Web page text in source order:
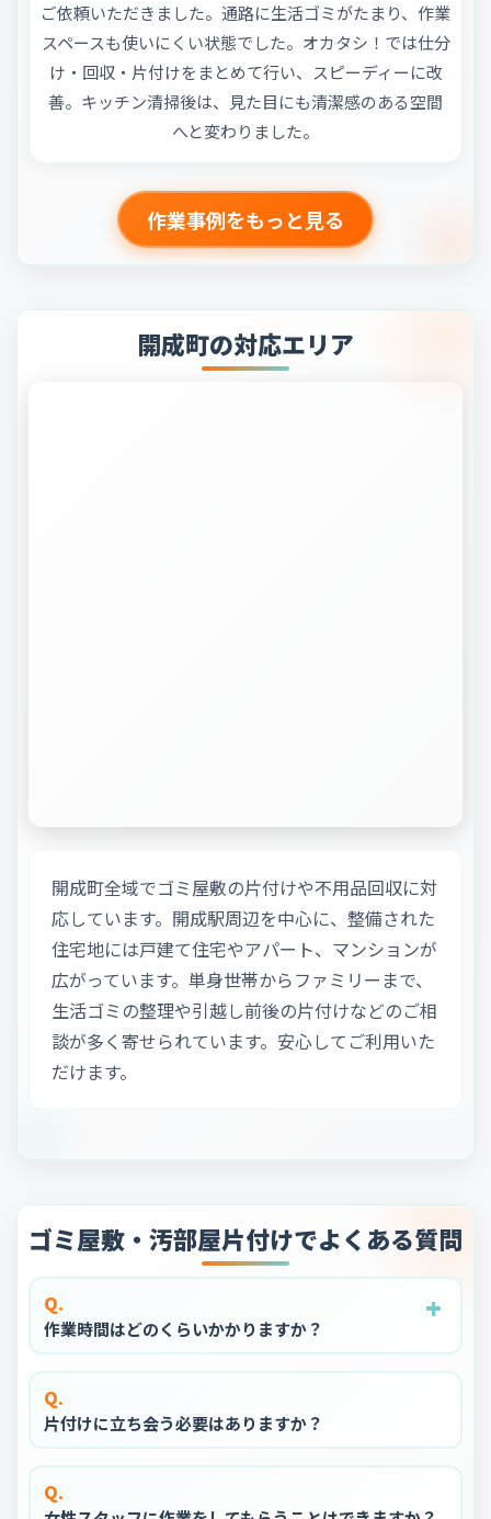
ご依頼いただきました。通路に生活ゴミがたまり、作業
スペースも使いにくい状態でした。オカタシ！では仕分
け・回収・片付けをまとめて行い、スピーディーに改
善。キッチン清掃後は、見た目にも清潔感のある空間
へと変わりました。
作業事例をもっと見る
開成町の対応エリア
開成町全域でゴミ屋敷の片付けや不用品回収に対
応しています。開成駅周辺を中心に、整備された
住宅地には戸建て住宅やアパート、マンションが
広がっています。単身世帯からファミリーまで、
生活ゴミの整理や引越し前後の片付けなどのご相
談が多く寄せられています。安心してご利用いた
だけます。
ゴミ屋敷・汚部屋片付けでよくある質問
Q.
作業時間はどのくらいかかりますか？
+
Q.
片付けに立ち会う必要はありますか？
+
Q.
+
+
+